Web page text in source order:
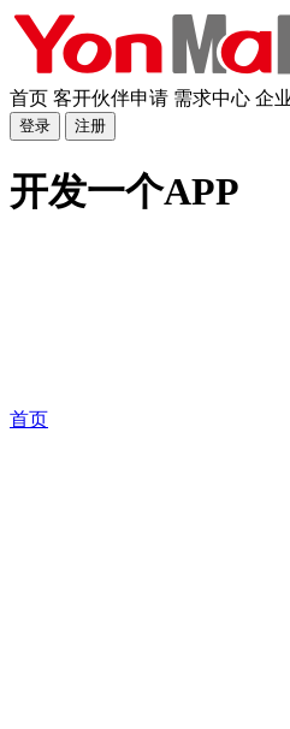
首页 客开伙伴申请 需求中心 企
登录 注册
开发一个APP
首页